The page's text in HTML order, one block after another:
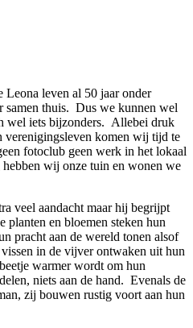
leven al 50 jaar onder
samen thuis. Dus we kunnen wel
wel iets bijzonders. Allebei druk
komen wij tijd te
fotoclub geen werk in het lokaal
wij onze tuin en wonen we
veel aandacht maar hij begrijpt
planten en bloemen steken hun
pracht aan de wereld tonen alsof
in de vijver ontwaken uit hun
warmer wordt om hun
niets aan de hand. Evenals de
zij bouwen rustig voort aan hun